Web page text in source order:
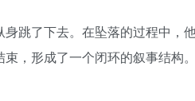
跳了下去。在坠落的过程中
，形成了一个闭环的叙事结